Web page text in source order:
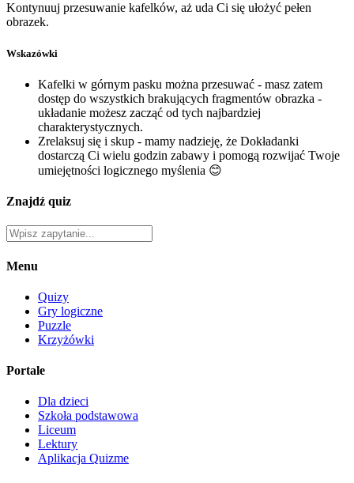
Kontynuuj przesuwanie kafelków, aż uda Ci się ułożyć pełen
obrazek.
Wskazówki
Kafelki w górnym pasku można przesuwać - masz zatem
dostęp do wszystkich brakujących fragmentów obrazka -
układanie możesz zacząć od tych najbardziej
charakterystycznych.
Zrelaksuj się i skup - mamy nadzieję, że Dokładanki
dostarczą Ci wielu godzin zabawy i pomogą rozwijać Twoje
umiejętności logicznego myślenia 😊
Znajdź quiz
Menu
Quizy
Gry logiczne
Puzzle
Krzyżówki
Portale
Dla dzieci
Szkoła podstawowa
Liceum
Lektury
Aplikacja Quizme